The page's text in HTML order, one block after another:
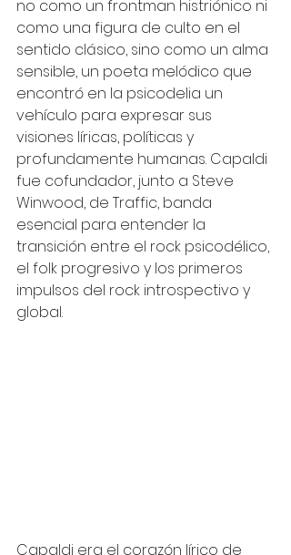
no como un frontman histriónico ni
como una figura de culto en el
sentido clásico, sino como un alma
sensible, un poeta melódico que
encontró en la psicodelia un
vehículo para expresar sus
visiones líricas, políticas y
profundamente humanas. Capaldi
fue cofundador, junto a Steve
Winwood, de Traffic, banda
esencial para entender la
transición entre el rock psicodélico,
el folk progresivo y los primeros
impulsos del rock introspectivo y
global.
Capaldi era el corazón lírico de